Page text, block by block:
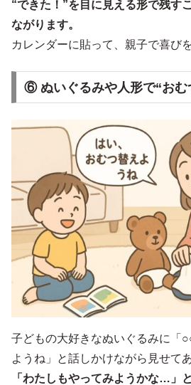
“できた！”を目に見える形で残す
ながります。
カレンダーに貼って、親子で喜び
⑥ ぬいぐるみや人形で“おむ
子どもの大好きなぬいぐるみに「
ようね」と話しかけながら見せて
「わたしもやってみようかな…」